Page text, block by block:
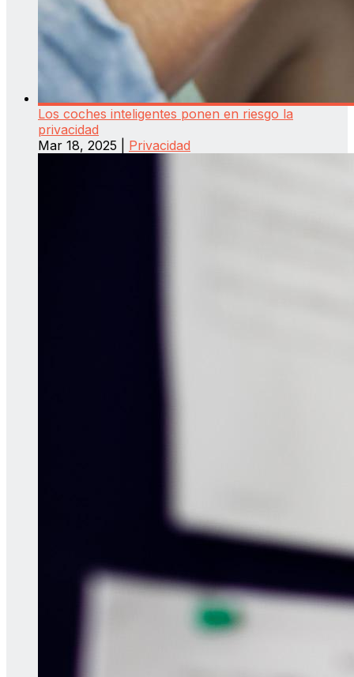
Los coches inteligentes ponen en riesgo la
privacidad
Mar 18, 2025
Privacidad